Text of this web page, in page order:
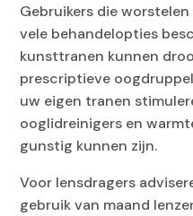
Gebruikers die
vele behandelopties
kunsttranen kunnen
prescriptieve
uw eigen tranen
ooglidreinigers en
gunstig kunnen zijn.
Voor lensdragers
gebruik van maand